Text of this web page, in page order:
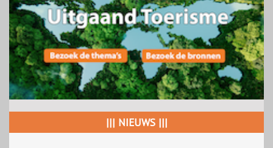
||| NIEUWS |||